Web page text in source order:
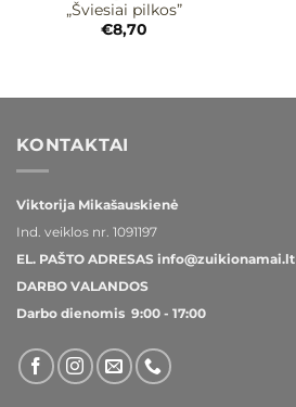
„Šviesiai pilkos”
€8,70
KONTAKTAI
Viktorija Mikašauskienė
Ind. veiklos nr. 1091197
EL. PAŠTO ADRESAS info@zuikionamai.lt
DARBO VALANDOS
Darbo dienomis 9:00 - 17:00